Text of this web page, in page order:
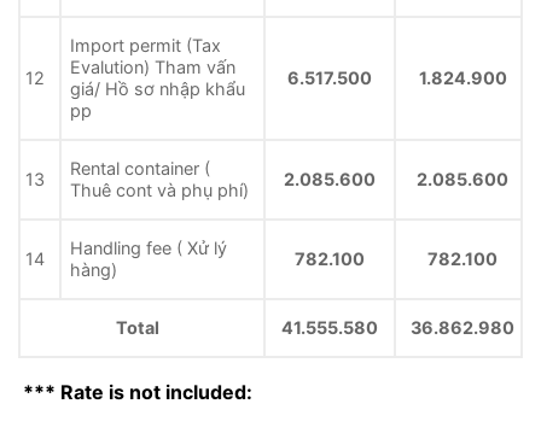
12
Import permit (Tax
Evalution) Tham vấn
giá/ Hồ sơ nhập khẩu
pp
6.517.500 1.824.900
13
Rental container (
Thuê cont và phụ phí)
2.085.600 2.085.600
14
Handling fee ( Xử lý
hàng)
782.100 782.100
Total 41.555.580 36.862.980
*** Rate is not included: